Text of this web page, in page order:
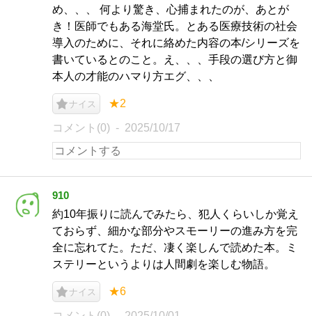
め、、、 何より驚き、心捕まれたのが、あとが
き！医師でもある海堂氏。とある医療技術の社会
導入のために、それに絡めた内容の本/シリーズを
書いているとのこと。え、、、手段の選び方と御
本人の才能のハマり方エグ、、、
ナイス ★2
コメント(0) 2025/10/17
910
約10年振りに読んでみたら、犯人くらいしか覚え
ておらず、細かな部分やスモーリーの進み方を完
全に忘れてた。ただ、凄く楽しんで読めた本。ミ
ステリーというよりは人間劇を楽しむ物語。
ナイス ★6